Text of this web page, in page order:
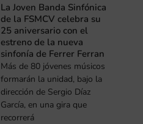
La Joven Banda Sinfónica
de la FSMCV celebra su
25 aniversario con el
estreno de la nueva
sinfonía de Ferrer Ferran
Más de 80 jóvenes músicos
formarán la unidad, bajo la
dirección de Sergio Díaz
García, en una gira que
recorrerá